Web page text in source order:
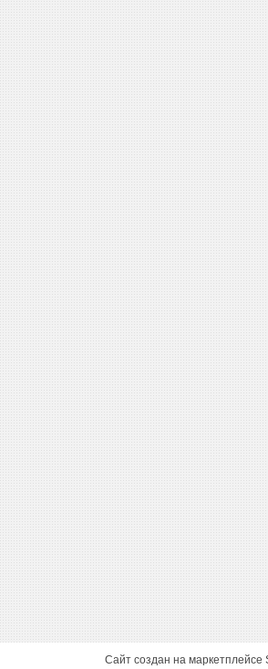
Сайт создан на маркетплейсе